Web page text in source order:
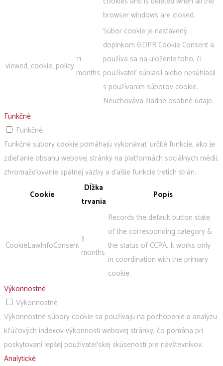
browser windows are closed.
viewed_cookie_policy
11
months
Súbor cookie je nastavený
doplnkom GDPR Cookie Consent a
používa sa na uloženie toho, či
používateľ súhlasil alebo nesúhlasil
s používaním súborov cookie.
Neuchováva žiadne osobné údaje.
Funkčné
Funkčné
Funkčné súbory cookie pomáhajú vykonávať určité funkcie, ako je
zdieľanie obsahu webovej stránky na platformách sociálnych médií,
zhromažďovanie spätnej väzby a ďalšie funkcie tretích strán.
Cookie
Dĺžka
trvania
Popis
CookieLawInfoConsent
3
months
Records the default button state
of the corresponding category &
the status of CCPA. It works only
in coordination with the primary
cookie.
Výkonnostné
Výkonnostné
Výkonnostné súbory cookie sa používajú na pochopenie a analýzu
kľúčových indexov výkonnosti webovej stránky, čo pomáha pri
poskytovaní lepšej používateľskej skúsenosti pre návštevníkov.
Analytické